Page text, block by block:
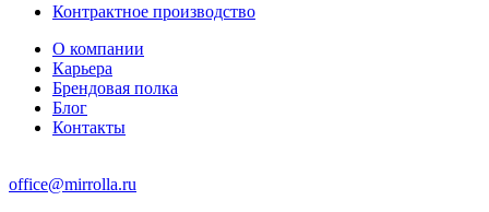
Контрактное производство
О компании
Карьера
Брендовая полка
Блог
Контакты
office@mirrolla.ru